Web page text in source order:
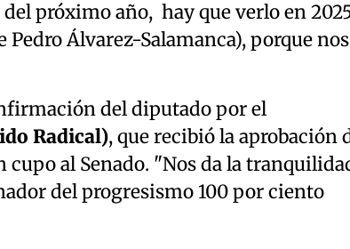
próximo año, hay que verlo en
Álvarez-Salamanca), porque nos
del diputado por el
Radical), que recibió la aprobación
al Senado. "Nos da la
del progresismo 100 por ciento